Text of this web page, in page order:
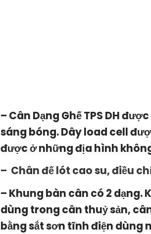
– Cân Dạng Ghế TPS DHđược
sáng bóng. Dây load cell
được ở những địa hình
– Chân đế lót cao su, điều
– Khung bàn cân có 2 dạng.
dùng trong cân thuỷ sản,
bằng sắt sơn tĩnh điện dùng